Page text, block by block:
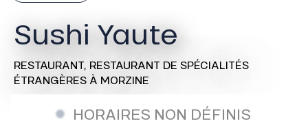
Sushi Yaute
RESTAURANT, RESTAURANT DE SPÉCIALITÉS
ÉTRANGÈRES À MORZINE
HORAIRES NON DÉFINIS